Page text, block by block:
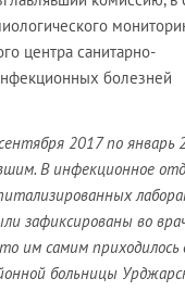
центра санитарно-
болезней
2017 по январь
В инфекционное
зафиксированы во
им самим приходилось
больницы